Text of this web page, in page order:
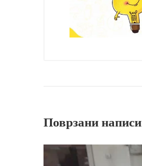
Поврзани написи